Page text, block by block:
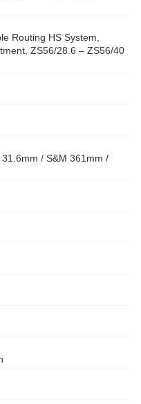
Routing HS System,
ZS56/28.6 – ZS56/40
/ S&M 361mm /